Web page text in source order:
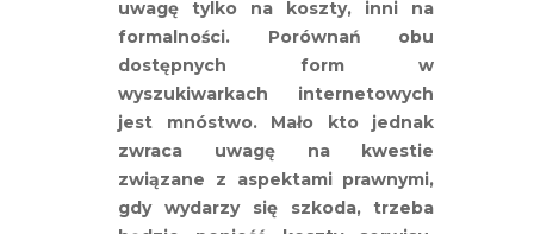
uwagę tylko na koszty, inni na
formalności. Porównań obu
dostępnych form w
wyszukiwarkach internetowych
jest mnóstwo. Mało kto jednak
zwraca uwagę na kwestie
związane z aspektami prawnymi,
gdy wydarzy się szkoda, trzeba